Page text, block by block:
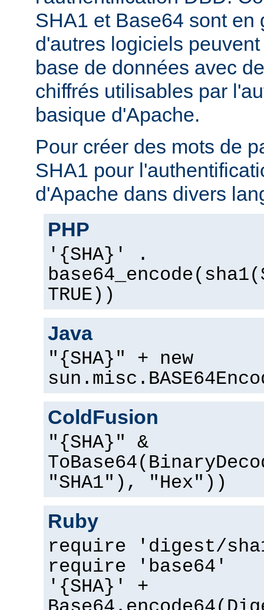
SHA1 et Base64 sont en
d'autres logiciels
base de données avec
chiffrés utilisables par
basique d'Apache.
Pour créer des mots de
SHA1 pour
d'Apache dans divers
PHP
'{SHA}' .
TRUE))
Java
"{SHA}" + new
ColdFusion
"{SHA}" &
"SHA1"), "Hex"))
Ruby
require 'digest/
require 'base64'
'{SHA}' +